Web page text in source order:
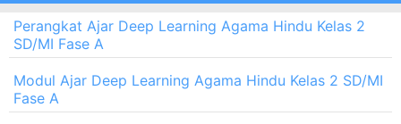
Perangkat Ajar Deep Learning Agama Hindu Kelas 2
SD/MI Fase A
Modul Ajar Deep Learning Agama Hindu Kelas 2 SD/MI
Fase A